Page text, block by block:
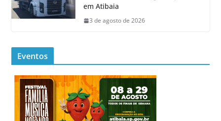
em Atibaia
3 de agosto de 2026
Eventos